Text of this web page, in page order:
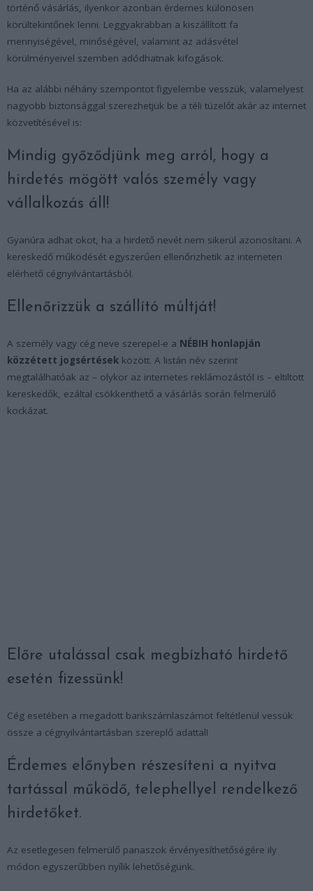
történő vásárlás, ilyenkor azonban érdemes különösen
körültekintőnek lenni. Leggyakrabban a kiszállított fa
mennyiségével, minőségével, valamint az adásvétel
körülményeivel szemben adódhatnak kifogások.
Ha az alábbi néhány szempontot figyelembe vesszük, valamelyest
nagyobb biztonsággal szerezhetjük be a téli tüzelőt akár az internet
közvetítésével is:
Mindig győződjünk meg arról, hogy a
hirdetés mögött valós személy vagy
vállalkozás áll!
Gyanúra adhat okot, ha a hirdető nevét nem sikerül azonosítani. A
kereskedő működését egyszerűen ellenőrizhetik az interneten
elérhető cégnyilvántartásból.
Ellenőrizzük a szállító múltját!
A személy vagy cég neve szerepel-e a NÉBIH honlapján
közzétett jogsértések között. A listán név szerint
megtalálhatóak az – olykor az internetes reklámozástól is – eltiltott
kereskedők, ezáltal csökkenthető a vásárlás során felmerülő
kockázat.
Előre utalással csak megbízható hirdető
esetén fizessünk!
Cég esetében a megadott bankszámlaszámot feltétlenül vessük
össze a cégnyilvántartásban szereplő adattal!
Érdemes előnyben részesíteni a nyitva
tartással működő, telephellyel rendelkező
hirdetőket.
Az esetlegesen felmerülő panaszok érvényesíthetőségére ily
módon egyszerűbben nyílik lehetőségünk.